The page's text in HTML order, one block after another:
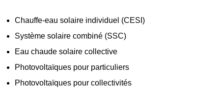
Chauffe-eau solaire individuel (CESI)
Système solaire combiné (SSC)
Eau chaude solaire collective
Photovoltaïques pour particuliers
Photovoltaïques pour collectivités